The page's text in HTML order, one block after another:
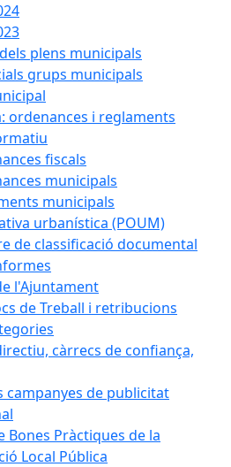
plens municipals
grups municipals
ordenances i reglaments
fiscals
municipals
municipals
urbanística (POUM)
de classificació documental
l'Ajuntament
de Treball i retribucions
càrrecs de confiança,
campanyes de publicitat
Bones Pràctiques de la
Local Pública